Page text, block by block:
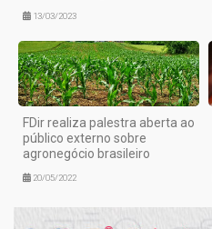
13/03/2023
FDir realiza palestra aberta ao
público externo sobre
agronegócio brasileiro
20/05/2022